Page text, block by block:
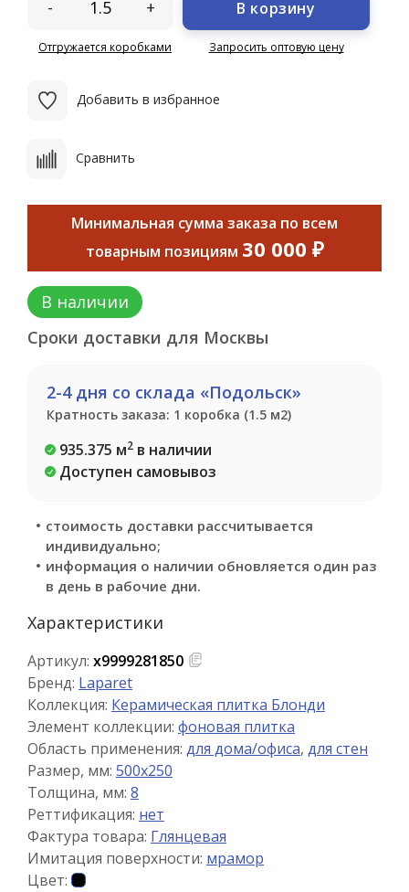
- +
Отгружается коробками
В корзину
Запросить оптовую цену
Добавить в избранное
Сравнить
Минимальная сумма заказа по всем
товарным позициям 30 000 ₽
В наличии
Сроки доставки для Москвы
2-4 дня со склада «Подольск»
Кратность заказа: 1 коробка (1.5 м2)
935.375 м2 в наличии
Доступен самовывоз
стоимость доставки рассчитывается
индивидуально;
информация о наличии обновляется один раз
в день в рабочие дни.
Характеристики
Артикул: х9999281850
Бренд: Laparet
Коллекция: Керамическая плитка Блонди
Элемент коллекции: фоновая плитка
Область применения: для дома/офиса, для стен
Размер, мм: 500x250
Толщина, мм: 8
Реттификация: нет
Фактура товара: Глянцевая
Имитация поверхности: мрамор
Цвет: